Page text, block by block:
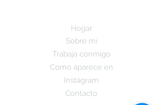
Hogar
Sobre mí
Trabaja conmigo
Como aparece en
Instagram
Contacto